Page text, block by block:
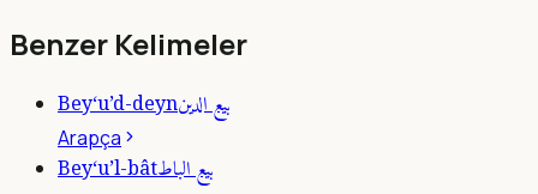
Benzer Kelimeler
Bey‘u’d-deynبيع الدين
Arapça
Bey‘u’l-bâtبيع الباط